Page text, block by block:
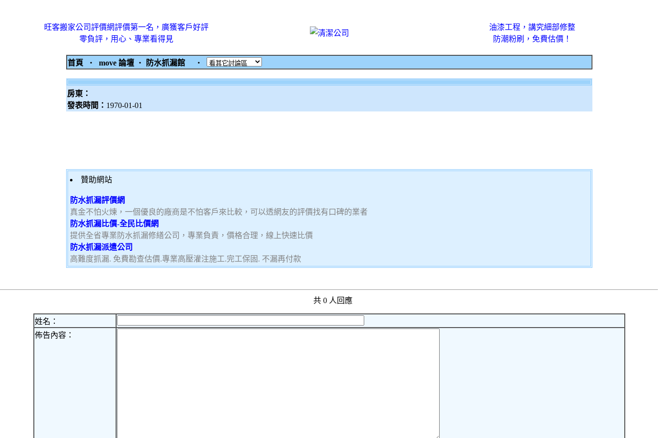
旺客搬家公司評價網評價第一名，廣獲客戶好評
零負評，用心、專業看得見
油漆工程，講究細部修整
防潮粉刷，免費估價！
首頁 ‧ move 論壇 ‧ 防水抓漏館 ‧
房東：
發表時間： 1970-01-01
贊助網站
防水抓漏評價網
真金不怕火煉，一個優良的廠商是不怕客戶來比較，可以透網友的評價找有口碑的業者
防水抓漏比價-全民比價網
提供全省專業防水抓漏修繕公司，專業負責，價格合理，線上快速比價
防水抓漏派遣公司
高難度抓漏. 免費勘查估價.專業高壓灌注施工.完工保固. 不漏再付款
共 0 人回應
姓名：
佈告內容：